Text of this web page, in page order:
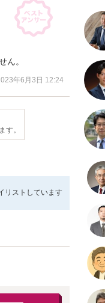
ん。
年6月3日 12:24
す。
リストしています